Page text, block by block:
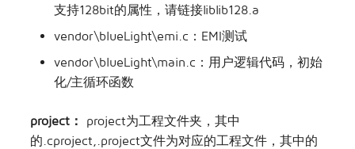
支持128bit的属性，请链接liblib128.a
vendor\blueLight\emi.c：EMI测试
vendor\blueLight\main.c：用户逻辑代码，初始
化/主循环函数
project：
project为工程文件夹，其中
的.cproject,.project文件为对应的工程文件，其中的